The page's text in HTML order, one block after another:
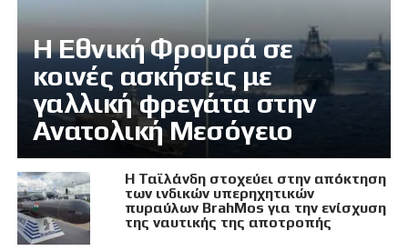
Η Εθνική Φρουρά σε
κοινές ασκήσεις με
γαλλική φρεγάτα στην
Ανατολική Μεσόγειο
Η Ταϊλάνδη στοχεύει στην απόκτηση
των ινδικών υπερηχητικών
πυραύλων BrahMos για την ενίσχυση
της ναυτικής της αποτροπής